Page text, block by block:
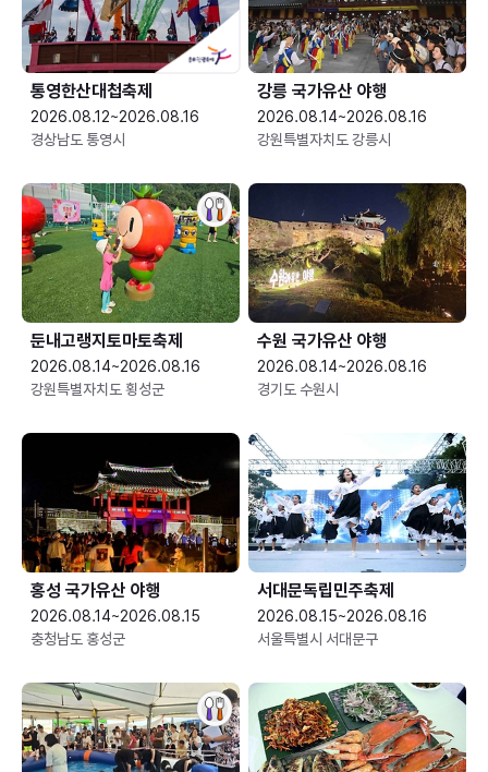
통영한산대첩축제
2026.08.12~2026.08.16
경상남도 통영시
강릉 국가유산 야행
2026.08.14~2026.08.16
강원특별자치도 강릉시
둔내고랭지토마토축제
2026.08.14~2026.08.16
강원특별자치도 횡성군
수원 국가유산 야행
2026.08.14~2026.08.16
경기도 수원시
홍성 국가유산 야행
2026.08.14~2026.08.15
충청남도 홍성군
서대문독립민주축제
2026.08.15~2026.08.16
서울특별시 서대문구